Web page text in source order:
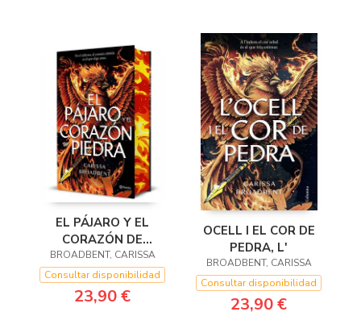
EL PÁJARO Y EL
CORAZÓN DE
PIEDRA (EDICIÓN
DELUXE)
BROADBENT, CARISSA
Consultar disponibilidad
23,90 €
OCELL I EL COR DE
PEDRA, L'
BROADBENT, CARISSA
Consultar disponibilidad
23,90 €